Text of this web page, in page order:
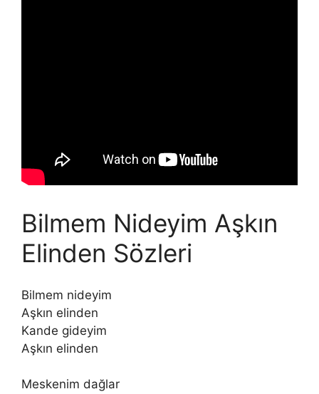
Bilmem Nideyim Aşkın
Elinden Sözleri
Bilmem nideyim
Aşkın elinden
Kande gideyim
Aşkın elinden
Meskenim dağlar